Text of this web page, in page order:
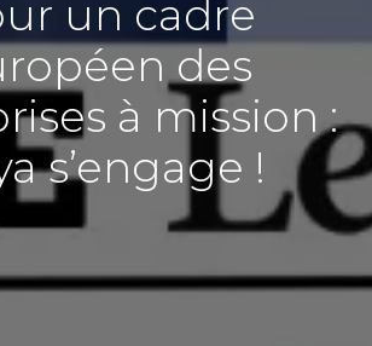
un cadre
des
à mission :
s’engage !